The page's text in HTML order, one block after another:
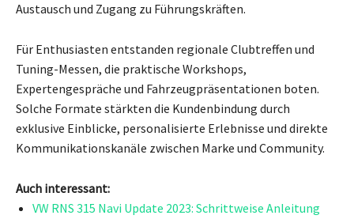
Austausch und Zugang zu Führungskräften.
Für Enthusiasten entstanden regionale Clubtreffen und
Tuning-Messen, die praktische Workshops,
Expertengespräche und Fahrzeugpräsentationen boten.
Solche Formate stärkten die Kundenbindung durch
exklusive Einblicke, personalisierte Erlebnisse und direkte
Kommunikationskanäle zwischen Marke und Community.
Auch interessant:
VW RNS 315 Navi Update 2023: Schrittweise Anleitung